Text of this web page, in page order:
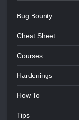
Bug Bounty
Cheat Sheet
Courses
Hardenings
How To
Tips